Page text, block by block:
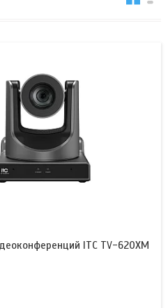
ITC TV-620XM